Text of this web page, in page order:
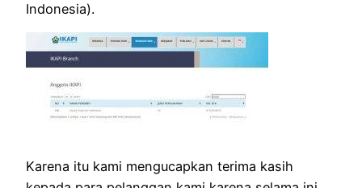
Indonesia).
Karena itu kami mengucapkan terima kasih